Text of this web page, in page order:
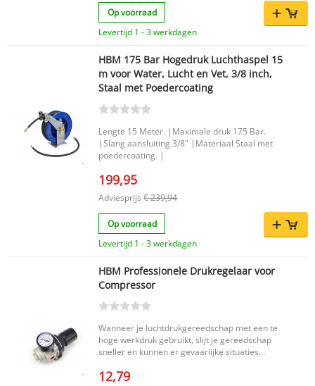
Op voorraad
Levertijd 1 - 3 werkdagen
HBM 175 Bar Hogedruk Luchthaspel 15
m voor Water, Lucht en Vet, 3/8 inch,
Staal met Poedercoating
Lengte 15 Meter. |Maximale druk 175 Bar.
|Slang aansluiting 3/8" |Materiaal Staal met
poedercoating. |
199,95
Adviesprijs € 239,94
Op voorraad
Levertijd 1 - 3 werkdagen
HBM Professionele Drukregelaar voor
Compressor
Wanneer je luchtdrukgereedschap met een te
hoge werkdruk gebruikt, slijt je gereedschap
sneller en kunnen er gevaarlijke situaties
de werkdruk gemakkelijk instellen en
12,79